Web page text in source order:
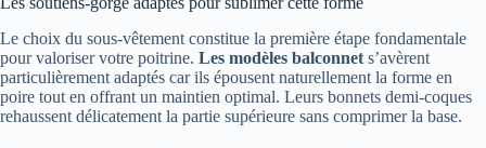
Le choix du sous-vêtement constitue la première étape fondamentale
pour valoriser votre poitrine. Les modèles balconnet s’avèrent
particulièrement adaptés car ils épousent naturellement la forme en
poire tout en offrant un maintien optimal. Leurs bonnets demi-coques
rehaussent délicatement la partie supérieure sans comprimer la base.